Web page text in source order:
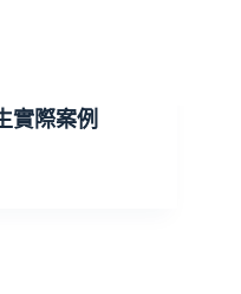
實際案例